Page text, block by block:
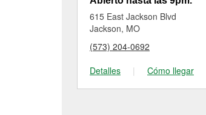
615 East Jackson Blvd
Jackson, MO
(573) 204-0692
Detalles
| Cómo llegar